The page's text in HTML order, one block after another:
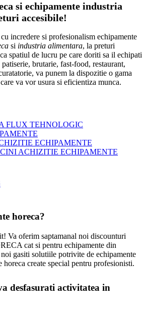
si echipamente industria
accesibile!
incredere si profesionalism echipamente
si industria alimentara, la preturi
spatiul de lucru pe care doriti sa il echipati
brutarie, fast-food, restaurant,
va punem la dispozitie o gama
va vor usura si eficientiza munca.
FLUX TEHNOLOGIC
ECHIPAMENTE
ACHIZITIE ECHIPAMENTE
horeca?
Va oferim saptamanal noi discounturi
cat si pentru echipamente din
gasiti solutiile potrivite de echipamente
horeca create special pentru profesionisti.
desfasurati activitatea in